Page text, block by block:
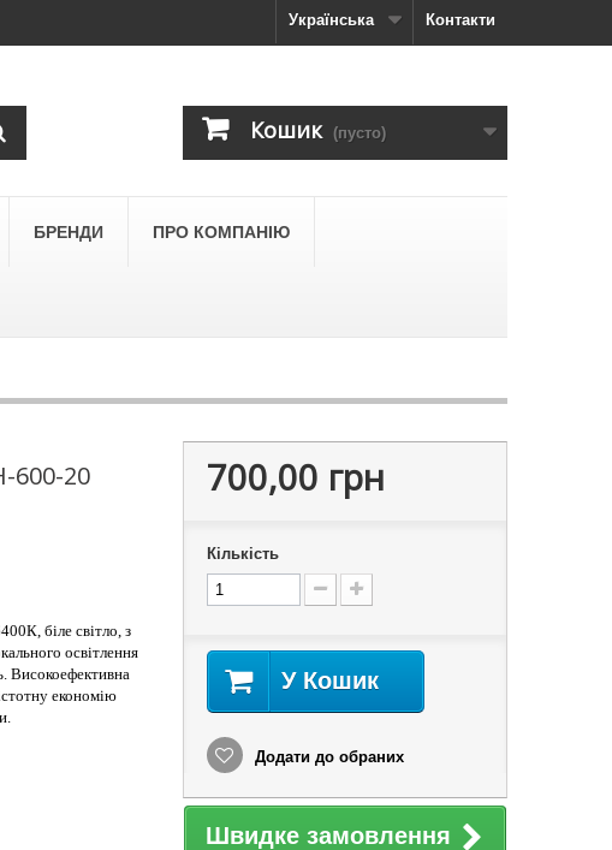
Контакти
Українська
Кошик (пусто)
БРЕНДИ ПРО КОМПАНІЮ
600-20
біле світло, з
освітлення
Високоефективна
економію
700,00 грн
Кількість
У Кошик
Додати до обраних
Швидке замовлення